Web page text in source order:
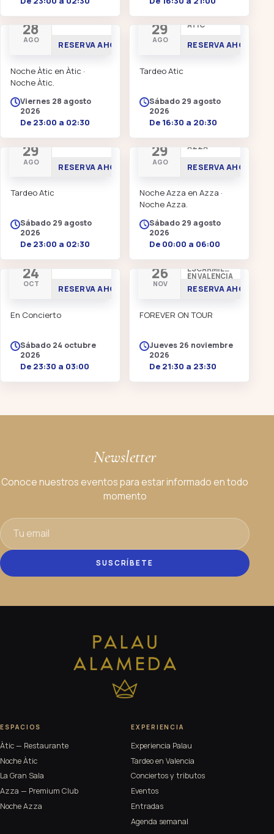
28
AGO
NOCHE ÀTIC
RESERVA AHORA
Noche Àtic en Àtic ·
Noche Àtic.
Viernes 28 agosto
2026
De 23:00 a 02:30
29
AGO
TARDEO EN
ÀTIC
RESERVA AHORA
Tardeo Atic
Sábado 29 agosto
2026
De 16:30 a 20:30
29
AGO
NOCHE ÀTIC
RESERVA AHORA
Tardeo Atic
Sábado 29 agosto
2026
De 23:00 a 02:30
29
AGO
NOCHE
AZZA
RESERVA AHORA
Noche Azza en Azza ·
Noche Azza.
Sábado 29 agosto
2026
De 00:00 a 06:00
24
OCT
ELYELLA
RESERVA AHORA
En Concierto
Sábado 24 octubre
2026
De 23:30 a 03:00
26
NOV
MARÍA
ESCARMIENTO
EN VALENCIA
RESERVA AHORA
FOREVER ON TOUR
Jueves 26 noviembre
2026
De 21:30 a 23:30
Newsletter
Conoce nuestros eventos para estar informado en todo
momento
SUSCRÍBETE
ESPACIOS
Àtic — Restaurante
Noche Àtic
La Gran Sala
Azza — Premium Club
Noche Azza
EXPERIENCIA
Experiencia Palau
Tardeo en Valencia
Conciertos y tributos
Eventos
Entradas
Agenda semanal